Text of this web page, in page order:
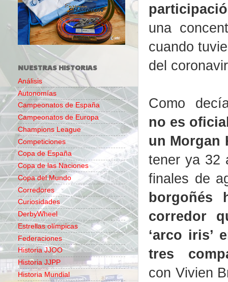
una
cuando
del
Como
no es
un Morgan
tener ya 32
finales de
borgoñés
corredor
‘arco iris’
tres
con Vivien
NUESTRAS HISTORIAS
Análisis
Autonomías
Campeonatos de España
Campeonatos de Europa
Champions League
Competiciones
Copa de España
Copa de las Naciones
Copa del Mundo
Corredores
Curiosidades
DerbyWheel
Estrellas olímpicas
Federaciones
Historia JJOO
Historia JJPP
Historia Mundial